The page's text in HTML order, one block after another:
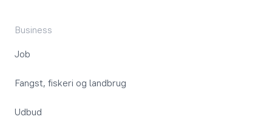
Business
Job
Fangst, fiskeri og landbrug
Udbud